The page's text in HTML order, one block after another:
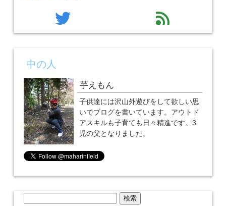
twitter feed
中の人
芋えもん
子供達には沢山外遊びをして欲しい思
いでブログを書いています。アウトド
アスキルも子育ても日々精進です。3
児の父となりました。